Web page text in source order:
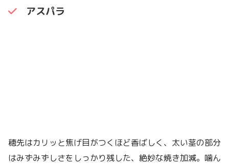
アスパラ
穂先はカリッと焦げ目がつくほど香ばしく、太い茎の部分
はみずみずしさをしっかり残した、絶妙な焼き加減。噛ん